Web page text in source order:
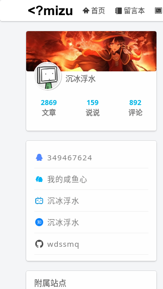
沉冰浮水 首页 留言本
沉冰浮水
2869
文章
159
说说
892
评论
349467624
我的咸鱼心
沉冰浮水
沉冰浮水
wdssmq
附属站点